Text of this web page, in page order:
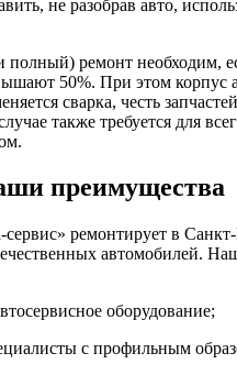
не разобрав авто,
ремонт необходим,
50%. При этом корпус
сварка, честь
также требуется для
преимущества
ремонтирует в
автомобилей.
оборудование;
с профильным